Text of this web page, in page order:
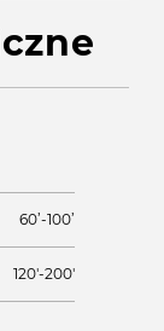
60’-100’
120'-200'